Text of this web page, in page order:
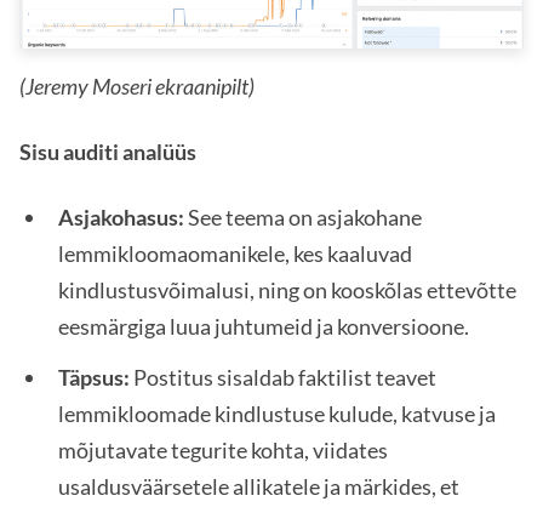
(Jeremy Moseri ekraanipilt)
Sisu auditi analüüs
Asjakohasus:See teema on asjakohane
lemmikloomaomanikele, kes kaaluvad
kindlustusvõimalusi, ning on kooskõlas ettevõtte
eesmärgiga luua juhtumeid ja konversioone.
Täpsus: Postitus sisaldab faktilist teavet
lemmikloomade kindlustuse kulude, katvuse ja
mõjutavate tegurite kohta, viidates
usaldusväärsetele allikatele ja märkides, et